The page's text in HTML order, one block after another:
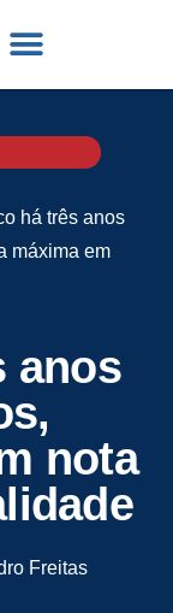
há três anos
máxima em
anos
nota
Freitas